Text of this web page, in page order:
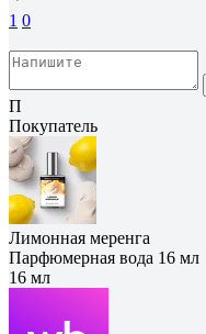
1 0
П
Покупатель
Лимонная меренга
Парфюмерная вода 16 мл
16 мл